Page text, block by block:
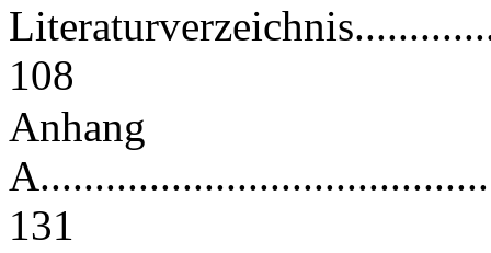
108
Anhang
131